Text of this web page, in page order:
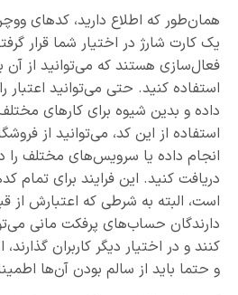
همان‌طور که اطلاع دارید، کدهای
یک کارت شارژ در اختیار شما قرار
فعال‌سازی هستند که می‌توانید از آن
استفاده کنید. حتی می‌توانید اعتبار
داده و بدین شیوه برای کارهای
استفاده از این کد، می‌توانید از
انجام داده یا سرویس‌های مختلف
دریافت کنید. این فرایند برای تمام
است، البته به شرطی که اعتبارش
دارندگان حساب‌های پرفکت مانی
کنند و در اختیار دیگر کاربران
و حتما باید از سالم بودن آن‌ها